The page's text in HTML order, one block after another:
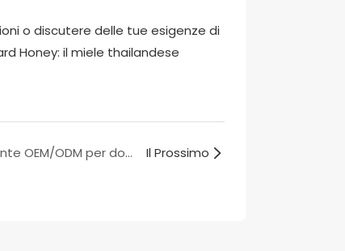
o discutere delle tue esigenze di
Honey: il miele thailandese
Kit di miele potenziante OEM/ODM per donne | Per relazioni più intime e appaganti in camera da letto Il Prossimo